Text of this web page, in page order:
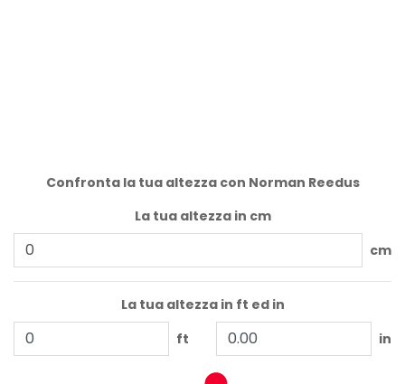
Confronta la tua altezza con Norman Reedus
La tua altezza in cm
cm
La tua altezza in ft ed in
ft
in